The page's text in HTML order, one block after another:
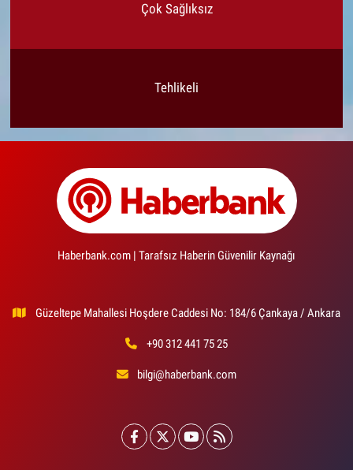
Çok Sağlıksız
Tehlikeli
Haberbank.com | Tarafsız Haberin Güvenilir Kaynağı
Güzeltepe Mahallesi Hoşdere Caddesi No: 184/6 Çankaya / Ankara
+90 312 441 75 25
bilgi@haberbank.com